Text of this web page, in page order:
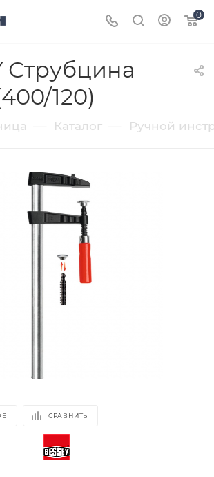
0
Струбцина
120)
Каталог Ручной
СРАВНИТЬ